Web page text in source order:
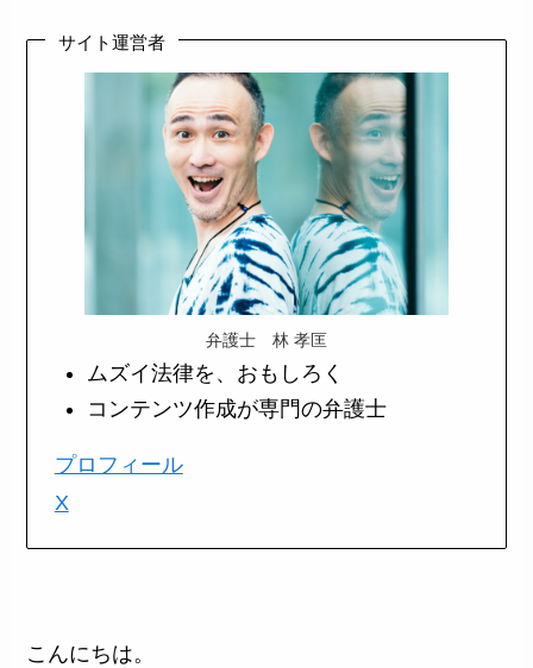
サイト運営者
弁護士 林 孝匡
ムズイ法律を、おもしろく
コンテンツ作成が専門の弁護士
プロフィール
X
こんにちは。